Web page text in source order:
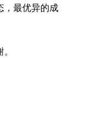
，最优异的成